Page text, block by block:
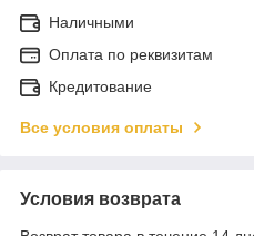
Наличными
Оплата по реквизитам
Кредитование
Все условия оплаты
Условия возврата